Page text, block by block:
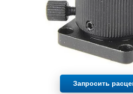
Запросить